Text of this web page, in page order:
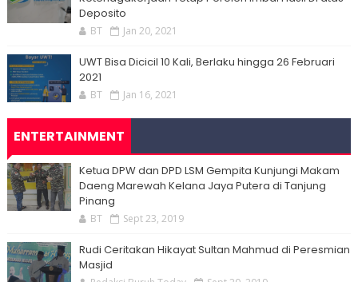
Deposito
BT Jan 20, 2021
UWT Bisa Dicicil 10 Kali, Berlaku hingga 26 Februari
2021
BT Jan 16, 2021
ENTERTAINMENT
Ketua DPW dan DPD LSM Gempita Kunjungi Makam
Daeng Marewah Kelana Jaya Putera di Tanjung
Pinang
BT Sept 23, 2019
Rudi Ceritakan Hikayat Sultan Mahmud di Peresmian
Masjid